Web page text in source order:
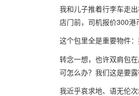
我和儿子推着行李车走
店门前，司机报价300港
这个包里全是重要物件
转念一想，也许双肩包
可怎么办？我们这是要露
我近乎哀求地、语无伦